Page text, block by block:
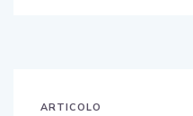
ARTICOLO